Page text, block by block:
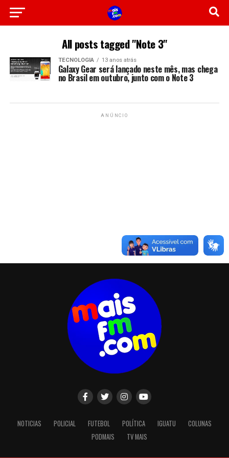
All posts tagged "Note 3"
TECNOLOGIA 13 anos atrás
Galaxy Gear será lançado neste mês, mas chega
no Brasil em outubro, junto com o Note 3
ANÚNCIO
NOTICIAS POLICIAL FUTEBOL POLÍTICA IGUATU
COLUNAS
PODMAIS
TV MAIS